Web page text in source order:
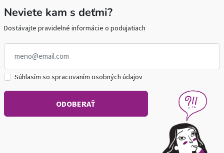
Neviete kam s deťmi?
Dostávajte pravidelné informácie o podujatiach
Súhlasím so spracovaním osobných údajov